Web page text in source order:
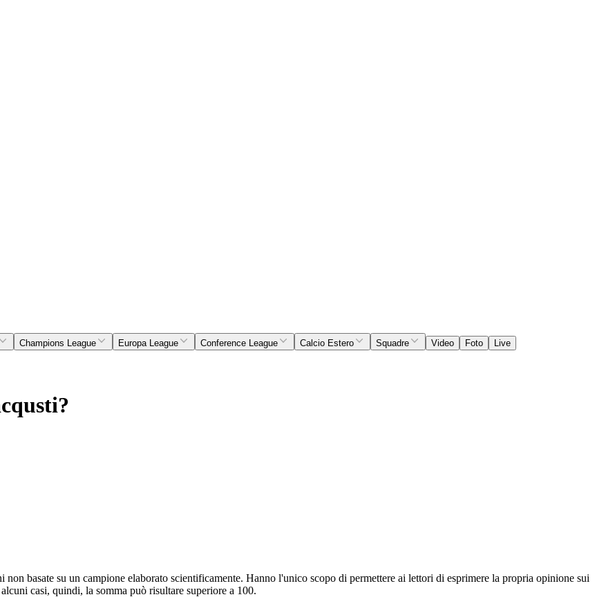
Champions League Europa League Conference League Calcio Estero Squadre Video Foto
Live
basate su un campione elaborato scientificamente. Hanno l'unico scopo di permettere ai lettori di esprimere la propria opinione sui
casi, quindi, la somma può risultare superiore a 100.